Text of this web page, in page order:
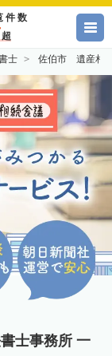
件数
超
士 佐伯市 遺産相
士事務所 一